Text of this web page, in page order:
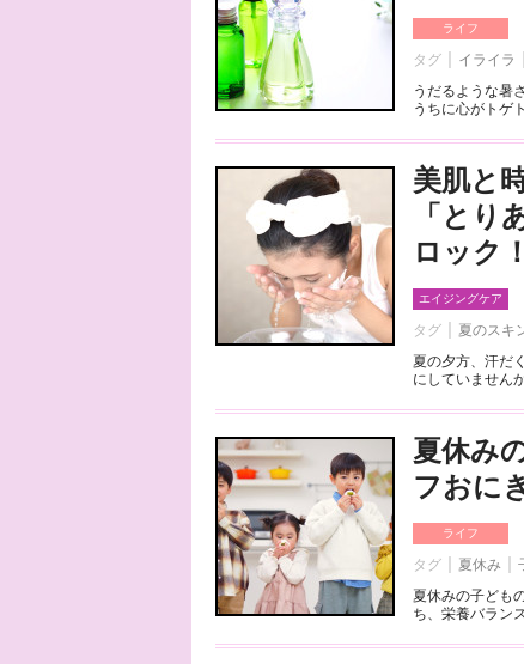
ライフ
タグ イライラ
うだるような暑
うちに心がトゲ
美肌と
「とり
ロック！
エイジングケア
タグ 夏のスキ
夏の夕方、汗だ
にしていません
夏休み
フおに
ライフ
タグ 夏休み
夏休みの子ども
ち、栄養バラン